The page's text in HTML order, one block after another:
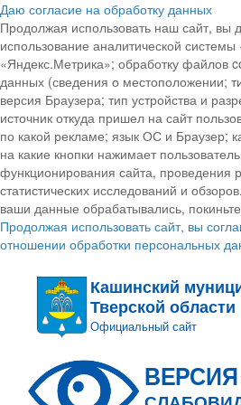
Даю согласие на обработку данных
Продолжая использовать наш сайт, вы
использование аналитической
«Яндекс.Метрика»; обработку файлов
данных (сведения о местоположении;
версия Браузера; тип устройства и
источник откуда пришел на сайт
по какой рекламе; язык ОС и Браузер;
на какие кнопки нажимает
функционирования сайта, проведения
статистических исследований и
ваши данные обрабатывались,
Продолжая использовать сайт, вы
отношении обработки персональных